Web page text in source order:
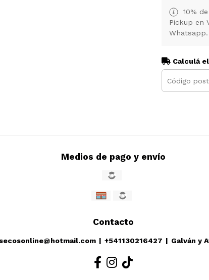
10%
Pickup en
Whatsapp.
Calculá
Medios de pago y envío
Contacto
| +541130216427 | Galván y